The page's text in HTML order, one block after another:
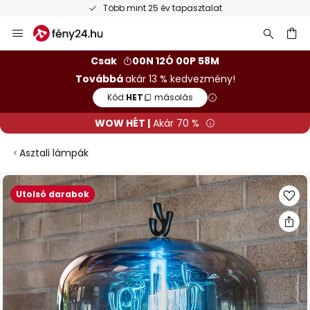
Több mint 25 év tapasztalat
Ugrás
a
Csak
00N 12Ó 00P 58M
Továbbáakár 13 % kedvezmény!
Kód:HET másolás
WOW HÉT | Akár 70 %
Asztali lámpák
Utolsó darabok
Ugrás
a
képgaléria
végére